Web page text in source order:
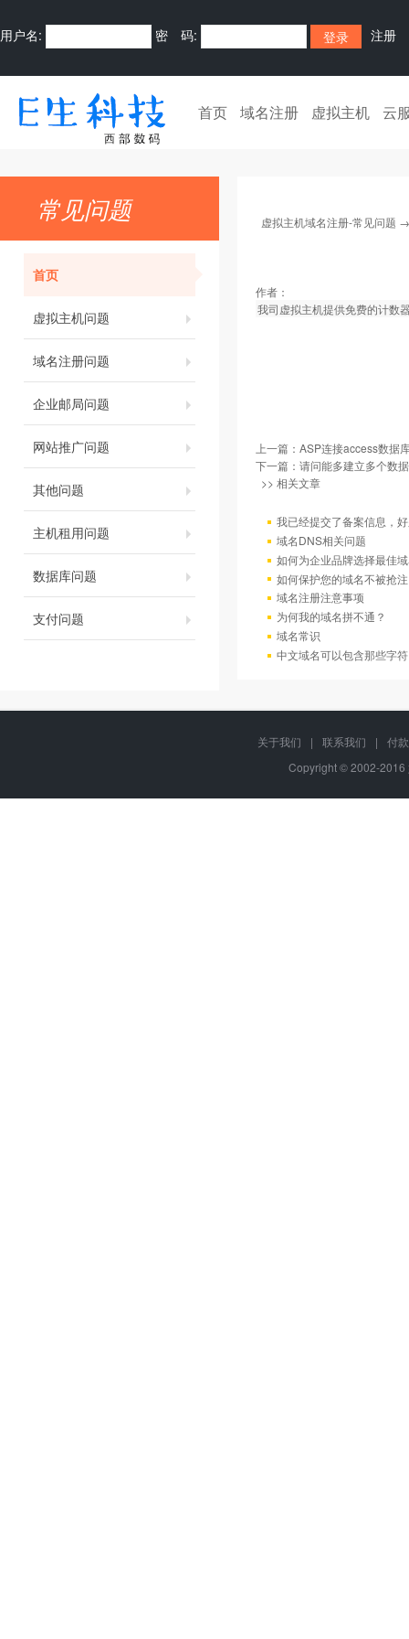
用户名: 密 码: 注册
首页 域名注册 虚拟主机 云
常见问题
首页
虚拟主机问题
域名注册问题
企业邮局问题
网站推广问题
其他问题
主机租用问题
数据库问题
支付问题
虚拟主机域名注册-常见问题
作者：
我司虚拟主机提供免费的计数
上一篇： ASP连接access数据
下一篇： 请问能多建立多个数
>> 相关文章
我已经提交了备案信息，
域名DNS相关问题
如何为企业品牌选择最佳
如何保护您的域名不被抢注
域名注册注意事项
为何我的域名拼不通？
域名常识
中文域名可以包含那些字
关于我们 | 联系我们 |
付
Copyright © 2002-